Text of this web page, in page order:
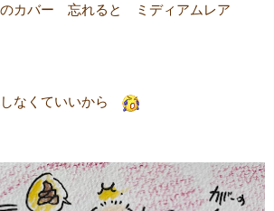
カバー 忘れると ミディアムレア
なくていいから